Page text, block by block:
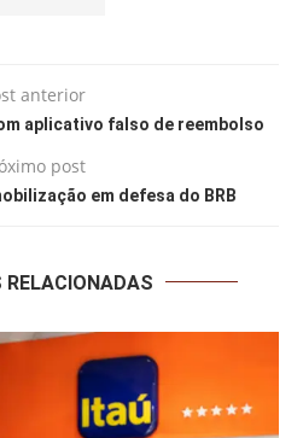
anterior
aplicativo falso de reembolso
post
em defesa do BRB
RELACIONADAS